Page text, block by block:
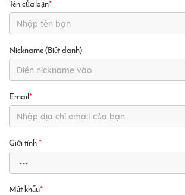
Tên của bạn*
Nickname (Biệt danh)
Email*
Giới tính *
Mật khẩu*